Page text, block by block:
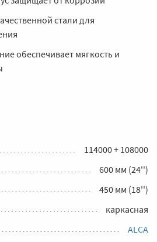
стали для
обеспечивает мягкость и
114000 + 108000
600 мм (24'')
450 мм (18'')
каркасная
ALCA